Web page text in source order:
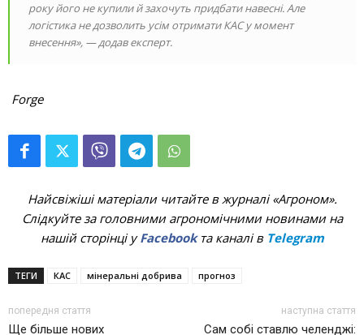
року його не купили й захочуть придбати навесні. Але
логістика не дозволить усім отримати КАС у момент
внесення», — додав експерт.
Forge
Найсвіжіші матеріали читайте в журналі «Агроном».
Слідкуйте за головними агрономічними новинами на
нашій сторінці уFacebookта каналі в Telegram
ТЕГИ КАС мінеральні добрива прогноз
попередня стаття
Ще більше нових
наступна стаття
Сам собі ставлю челенджі: